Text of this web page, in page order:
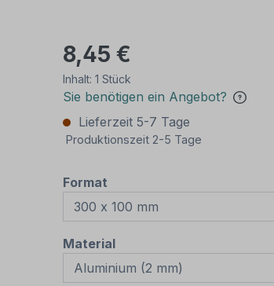
8,45 €
Inhalt: 1 Stück
Sie benötigen ein Angebot?
Lieferzeit 5-7 Tage
Produktionszeit 2-5 Tage
Format
Materialauswählen